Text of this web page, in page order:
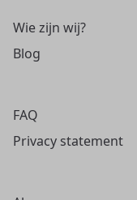
Wie zijn wij?
Blog
FAQ
Privacy statement